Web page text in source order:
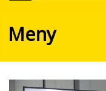
Meny